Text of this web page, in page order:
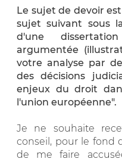
Le sujet de devoir
sujet suivant sous
d'une
argumentée
votre analyse par
des décisions
enjeux du droit
l'union européenne".
Je ne souhaite
conseil, pour le fond
de me faire